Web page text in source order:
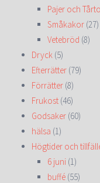
Pajer och
Småkakor (27)
Vetebröd (8)
Dryck (5)
Efterrätter (79)
Förrätter (8)
Frukost (46)
Godsaker (60)
hälsa (1)
Högtider och
6 juni (1)
buffé (55)